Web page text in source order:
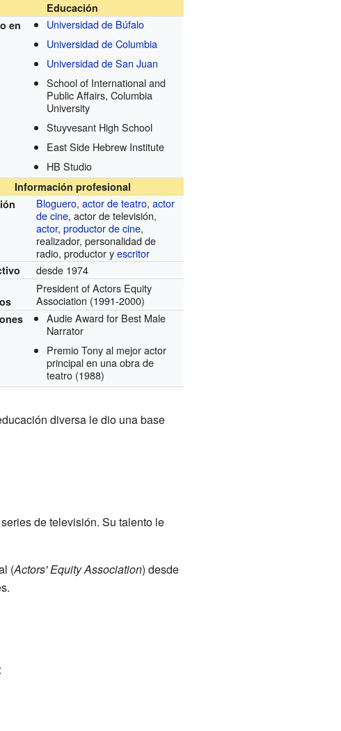
Educación
en
Universidad de Búfalo
Universidad de Columbia
Universidad de San Juan
School of International and
Public Affairs, Columbia
University
Stuyvesant High School
East Side Hebrew Institute
HB Studio
Información profesional
Bloguero,actor de teatro,actor
de cine, actor de televisión,
actor,productor de cine,
realizador, personalidad de
radio, productor yescritor
desde 1974
President of Actors Equity
Association (1991-2000)
Audie Award for Best Male
Narrator
Premio Tony al mejor actor
principal en una obra de
teatro (1988)
diversa le dio una base
de televisión. Su talento le
(Actors' Equity Association) desde